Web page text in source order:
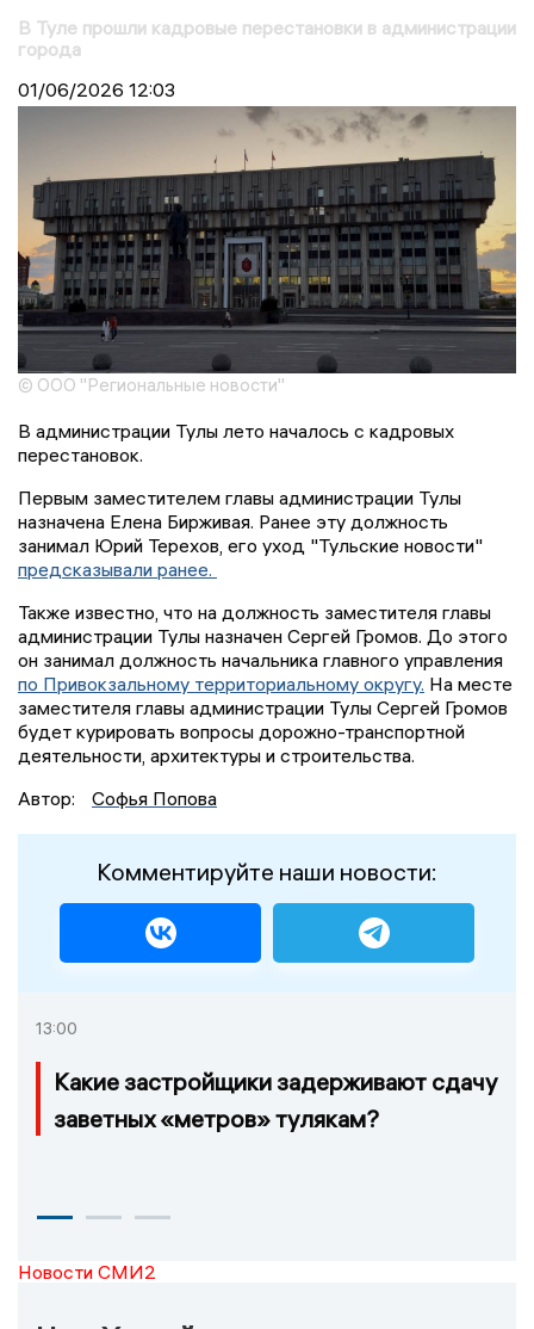
В Туле прошли кадровые перестановки в администрации
города
01/06/2026 12:03
© ООО "Региональные новости"
В администрации Тулы лето началось с кадровых
перестановок.
Первым заместителем главы администрации Тулы
назначена Елена Бирживая. Ранее эту должность
занимал Юрий Терехов, его уход "Тульские новости"
предсказывали ранее.
Также известно, что на должность заместителя главы
администрации Тулы назначен Сергей Громов. До этого
он занимал должность начальника главного управления
по Привокзальному территориальному округу. На месте
заместителя главы администрации Тулы Сергей Громов
будет курировать вопросы дорожно-транспортной
деятельности, архитектуры и строительства.
Автор:
Софья Попова
Комментируйте наши новости:
13:00
Какие застройщики задерживают сдачу
заветных «метров» тулякам?
Новости СМИ2